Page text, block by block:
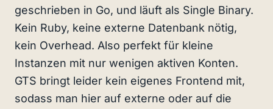
geschrieben in Go, und läuft als Single Binary.
Kein Ruby, keine externe Datenbank nötig,
kein Overhead. Also perfekt für kleine
Instanzen mit nur wenigen aktiven Konten.
GTS bringt leider kein eigenes Frontend mit,
sodass man hier auf externe oder auf die